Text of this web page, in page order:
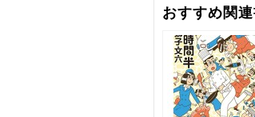
おすすめ関